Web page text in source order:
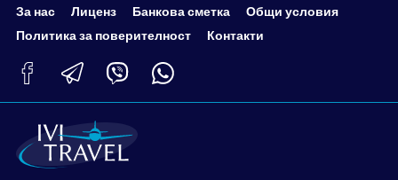
ТРАНСФЕРИ
ОЩЕ
Банкова сметка
Политика за
поверителност
За нас Лиценз Банкова сметка
Общи условия
Политика за поверителност
Контакти